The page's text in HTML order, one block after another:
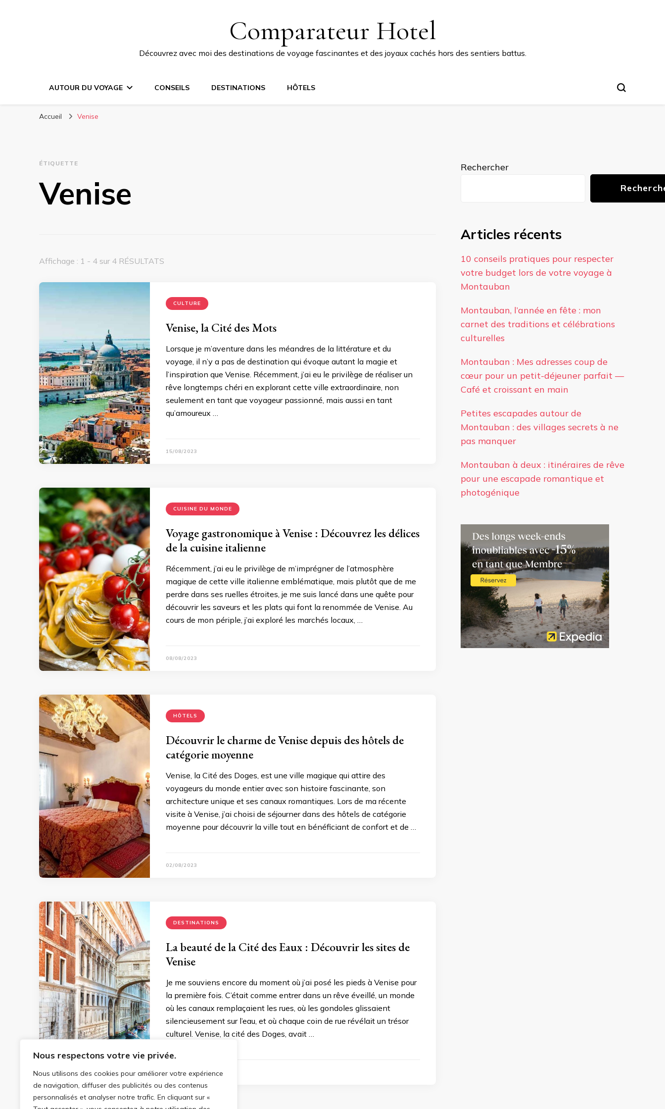
Nous respectons votre vie privée.
Nous utilisons des cookies pour améliorer votre expérience
de navigation, diffuser des publicités ou des contenus
personnalisés et analyser notre trafic. En cliquant sur «
Comparateur Hotel
Découvrez avec moi des destinations de voyage fascinantes et des joyaux cachés hors des sentiers battus.
AUTOUR DU VOYAGE CONSEILS DESTINATIONS HÔTELS
Accueil Venise
ÉTIQUETTE
Venise
Affichage : 1 - 4 sur 4 RÉSULTATS
CULTURE
Venise, la Cité des Mots
Lorsque je m’aventure dans les méandres de la littérature et du
voyage, il n’y a pas de destination qui évoque autant la magie et
l’inspiration que Venise. Récemment, j’ai eu le privilège de réaliser un
rêve longtemps chéri en explorant cette ville extraordinaire, non
seulement en tant que voyageur passionné, mais aussi en tant
qu’amoureux …
15/08/2023
CUISINE DU MONDE
Voyage gastronomique à Venise : Découvrez les délices
de la cuisine italienne
Récemment, j’ai eu le privilège de m’imprégner de l’atmosphère
magique de cette ville italienne emblématique, mais plutôt que de me
perdre dans ses ruelles étroites, je me suis lancé dans une quête pour
découvrir les saveurs et les plats qui font la renommée de Venise. Au
cours de mon périple, j’ai exploré les marchés locaux, …
08/08/2023
HÔTELS
Découvrir le charme de Venise depuis des hôtels de
catégorie moyenne
Venise, la Cité des Doges, est une ville magique qui attire des
voyageurs du monde entier avec son histoire fascinante, son
architecture unique et ses canaux romantiques. Lors de ma récente
visite à Venise, j’ai choisi de séjourner dans des hôtels de catégorie
moyenne pour découvrir la ville tout en bénéficiant de confort et de …
02/08/2023
DESTINATIONS
La beauté de la Cité des Eaux : Découvrir les sites de
Venise
Je me souviens encore du moment où j’ai posé les pieds à Venise pour
la première fois. C’était comme entrer dans un rêve éveillé, un monde
où les canaux remplaçaient les rues, où les gondoles glissaient
silencieusement sur l’eau, et où chaque coin de rue révélait un trésor
culturel. Venise, la cité des Doges, avait …
26/07/2023
Rechercher
Articles récents
10 conseils pratiques pour respecter
votre budget lors de votre voyage à
Montauban
Montauban, l’année en fête : mon
carnet des traditions et célébrations
culturelles
Montauban : Mes adresses coup de
cœur pour un petit-déjeuner parfait —
Café et croissant en main
Petites escapades autour de
Montauban : des villages secrets à ne
pas manquer
Montauban à deux : itinéraires de rêve
pour une escapade romantique et
photogénique